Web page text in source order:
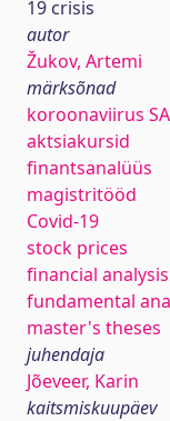
19 crisis
autor
Žukov, Artemi
märksõnad
koroonaviirus
aktsiakursid
finantsanalüüs
magistritööd
Covid-19
stock prices
financial analysis
fundamental
master's theses
juhendaja
Jõeveer, Karin
kaitsmiskuupäev